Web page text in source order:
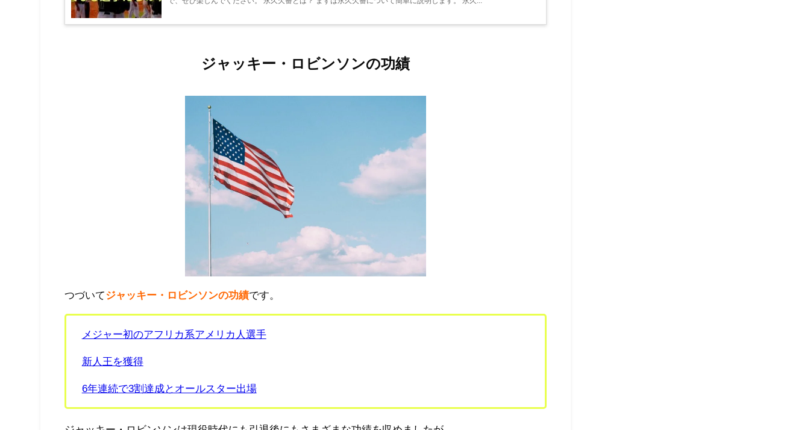
ジャッキー・ロビンソンの功績
つづいてジャッキー・ロビンソンの功績です。
メジャー初のアフリカ系アメリカ人選手
新人王を獲得
6年連続で3割達成とオールスター出場